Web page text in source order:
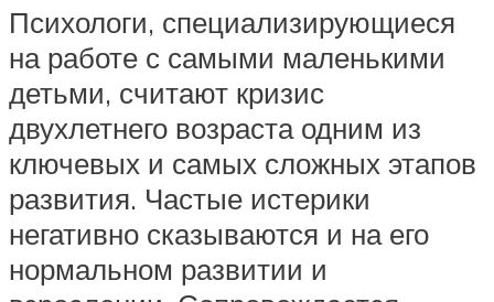
Психологи, специализирующиеся
на работе с самыми маленькими
детьми, считают кризис
двухлетнего возраста одним из
ключевых и самых сложных этапов
развития. Частые истерики
негативно сказываются и на его
нормальном развитии и